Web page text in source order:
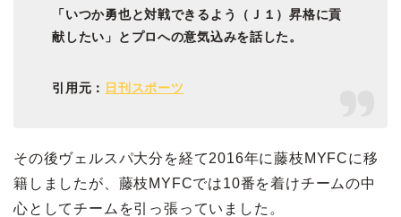
「いつか勇也と対戦できるよう（Ｊ１）昇格に貢
献したい」とプロへの意気込みを話した。
引用元： 日刊スポーツ
その後ヴェルスパ大分を経て2016年に藤枝MYFCに移
籍しましたが、藤枝MYFCでは10番を着けチームの中
心としてチームを引っ張っていました。